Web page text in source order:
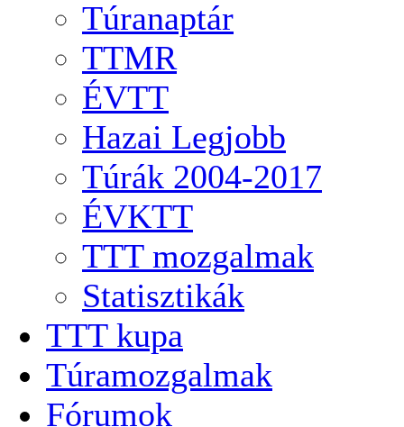
Túranaptár
TTMR
ÉVTT
Hazai Legjobb
Túrák 2004-2017
ÉVKTT
TTT mozgalmak
Statisztikák
TTT kupa
Túramozgalmak
Fórumok